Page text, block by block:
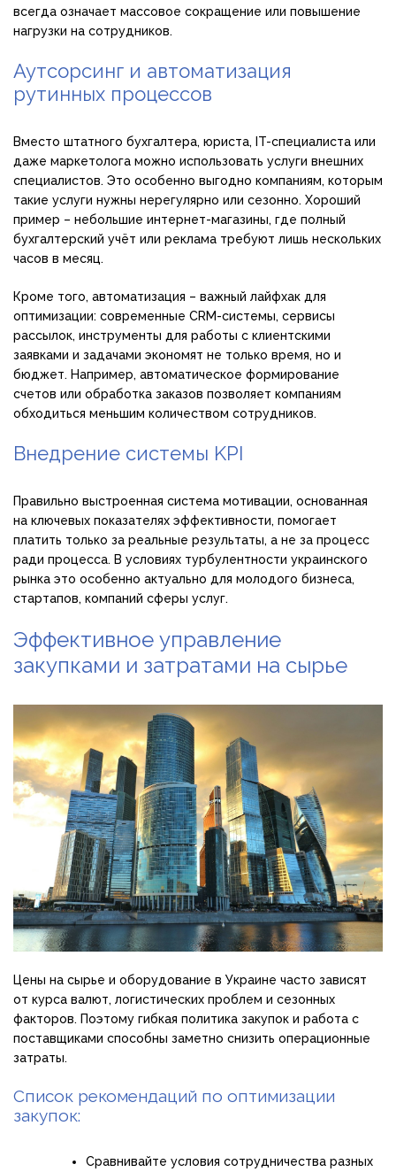
всегда означает массовое сокращение или повышение
нагрузки на сотрудников.
Аутсорсинг и автоматизация
рутинных процессов
Вместо штатного бухгалтера, юриста, IT-специалиста или
даже маркетолога можно использовать услуги внешних
специалистов. Это особенно выгодно компаниям, которым
такие услуги нужны нерегулярно или сезонно. Хороший
пример – небольшие интернет-магазины, где полный
бухгалтерский учёт или реклама требуют лишь нескольких
часов в месяц.
Кроме того, автоматизация – важный лайфхак для
оптимизации: современные CRM-системы, сервисы
рассылок, инструменты для работы с клиентскими
заявками и задачами экономят не только время, но и
бюджет. Например, автоматическое формирование
счетов или обработка заказов позволяет компаниям
обходиться меньшим количеством сотрудников.
Внедрение системы KPI
Правильно выстроенная система мотивации, основанная
на ключевых показателях эффективности, помогает
платить только за реальные результаты, а не за процесс
ради процесса. В условиях турбулентности украинского
рынка это особенно актуально для молодого бизнеса,
стартапов, компаний сферы услуг.
Эффективное управление
закупками и затратами на сырье
Цены на сырье и оборудование в Украине часто зависят
от курса валют, логистических проблем и сезонных
факторов. Поэтому гибкая политика закупок и работа с
поставщиками способны заметно снизить операционные
затраты.
Список рекомендаций по оптимизации
закупок:
Сравнивайте условия сотрудничества разных